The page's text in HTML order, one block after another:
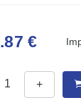
€
+